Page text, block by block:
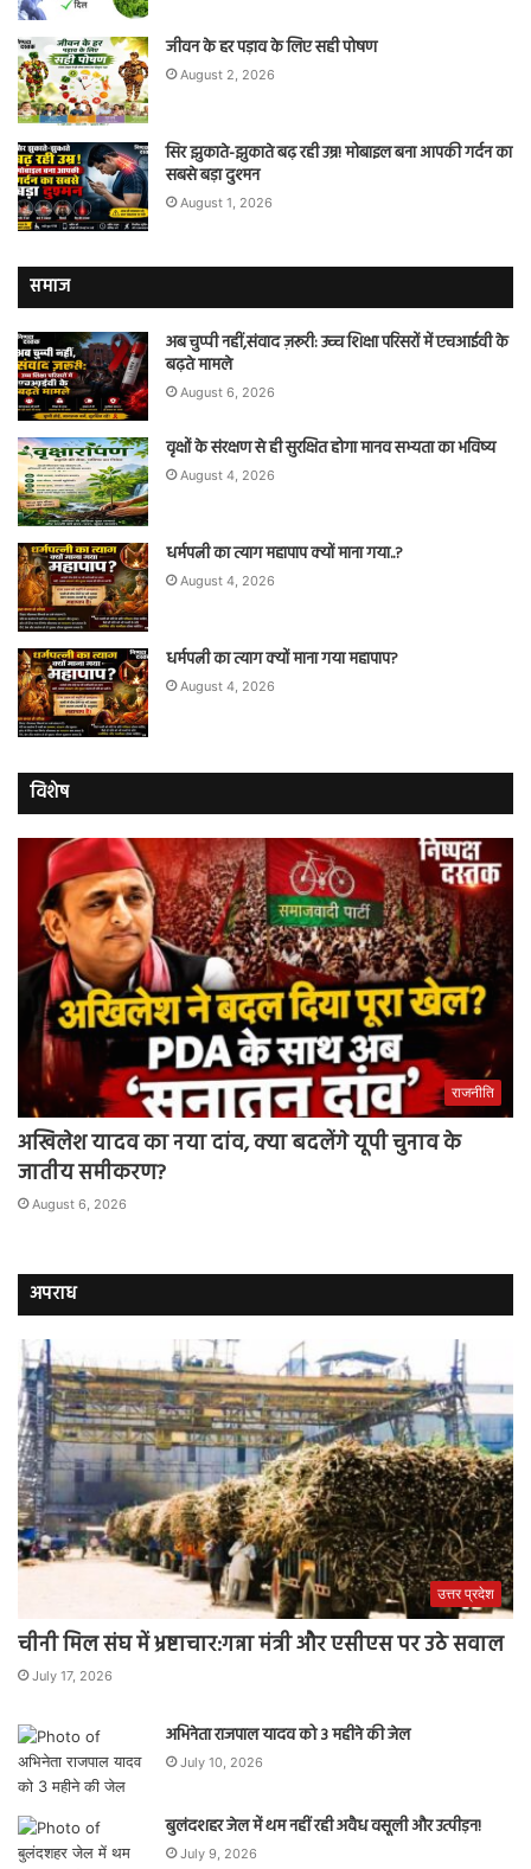
जीवन के हर पड़ाव के लिए सही पोषण
August 2, 2026
सिर झुकाते-झुकाते बढ़ रही उम्र! मोबाइल बना आपकी गर्दन का
सबसे बड़ा दुश्मन
August 1, 2026
समाज
अब चुप्पी नहीं,संवाद ज़रूरी: उच्च शिक्षा परिसरों में एचआईवी के
बढ़ते मामले
August 6, 2026
वृक्षों के संरक्षण से ही सुरक्षित होगा मानव सभ्यता का भविष्य
August 4, 2026
धर्मपत्नी का त्याग महापाप क्यों माना गया..?
August 4, 2026
धर्मपत्नी का त्याग क्यों माना गया महापाप?
August 4, 2026
विशेष
राजनीति
अखिलेश यादव का नया दांव, क्या बदलेंगे यूपी चुनाव के
जातीय समीकरण?
August 6, 2026
अपराध
उत्तर प्रदेश
चीनी मिल संघ में भ्रष्टाचार:गन्ना मंत्री और एसीएस पर उठे सवाल
July 17, 2026
अभिनेता राजपाल यादव को 3 महीने की जेल
July 10, 2026
बुलंदशहर जेल में थम नहीं रही अवैध वसूली और उत्पीड़न!
July 9, 2026